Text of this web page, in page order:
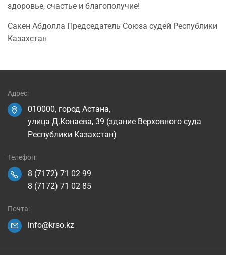
здоровье, счастье и благополучие!
Сакен Абдолла Председатель Союза судей Республики
Казахстан
Адрес:
010000, город Астана,
улица Д.Конаева, 39 (здание Верховного суда
Республики Казахстан)
Телефон:
8 (7172) 71 02 99
8 (7172) 71 02 85
Почта:
info@krso.kz